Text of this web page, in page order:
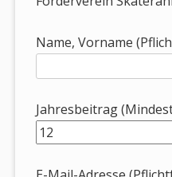
Name, Vorname
Jahresbeitrag